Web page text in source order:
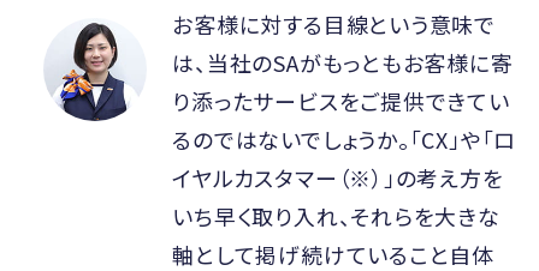
お客様に対する目線という意味で
は、当社のSAがもっともお客様に寄
り添ったサービスをご提供できてい
るのではないでしょうか。「CX」や「ロ
イヤルカスタマー（※）」の考え方を
いち早く取り入れ、それらを大きな
軸として掲げ続けていること自体